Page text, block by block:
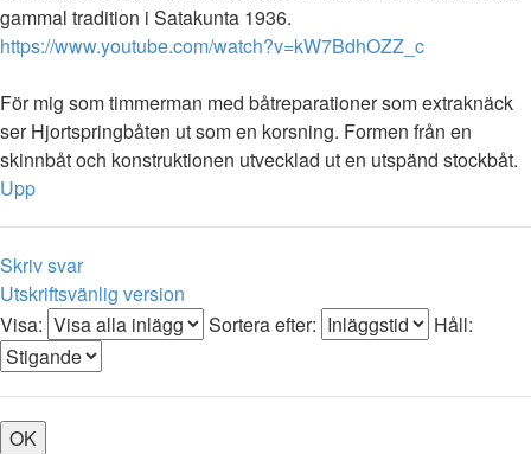
gammal tradition i Satakunta 1936.
https://www.youtube.com/watch?v=kW7BdhOZZ_c
För mig som timmerman med båtreparationer som extraknäck
ser Hjortspringbåten ut som en korsning. Formen från en
skinnbåt och konstruktionen utvecklad ut en utspänd stockbåt.
Upp
Skriv svar
Utskriftsvänlig version
Visa:
Sortera efter: Håll: